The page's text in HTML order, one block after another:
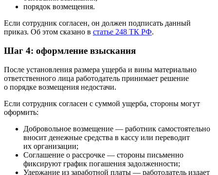
порядок возмещения.
Если сотрудник согласен, он должен подписать данный
приказ. Об этом сказано в статье 248 ТК РФ.
Шаг 4: оформление взыскания
После установления размера ущерба и вины материально
ответственного лица работодатель принимает решение
о порядке возмещения недостачи.
Если сотрудник согласен с суммой ущерба, стороны могут
оформить:
Добровольное возмещение — работник самостоятельно
вносит денежные средства в кассу или переводит
их организации;
Соглашение о рассрочке — стороны письменно
фиксируют график погашения задолженности;
Удержание из заработной платы — работодатель издает